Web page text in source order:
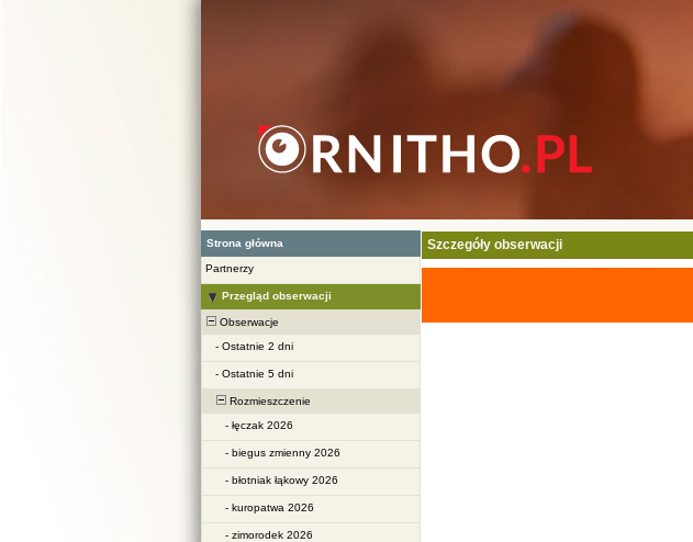
Strona główna
Partnerzy
Przegląd obserwacji
Obserwacje
- Ostatnie 2 dni
- Ostatnie 5 dni
Rozmieszczenie
- łęczak 2026
- biegus zmienny 2026
- błotniak łąkowy 2026
- kuropatwa 2026
- zimorodek 2026
Szczegóły obserwacji